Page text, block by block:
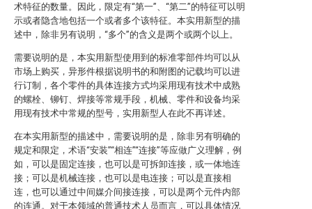
术特征的数量。因此，限定有“第一”、“第二”的特征可以明
示或者隐含地包括一个或者多个该特征。本实用新型的描
述中，除非另有说明，“多个”的含义是两个或两个以上。
需要说明的是，本实用新型使用到的标准零部件均可以从
市场上购买，异形件根据说明书的和附图的记载均可以进
行订制，各个零件的具体连接方式均采用现有技术中成熟
的螺栓、铆钉、焊接等常规手段，机械、零件和设备均采
用现有技术中常规的型号，实用新型人在此不再详述。
在本实用新型的描述中，需要说明的是，除非另有明确的
规定和限定，术语“安装”“相连”“连接”等应做广义理解，例
如，可以是固定连接，也可以是可拆卸连接，或一体地连
接；可以是机械连接，也可以是电连接；可以是直接相
连，也可以通过中间媒介间接连接，可以是两个元件内部
的连通。对于本领域的普通技术人员而言，可以具体情况